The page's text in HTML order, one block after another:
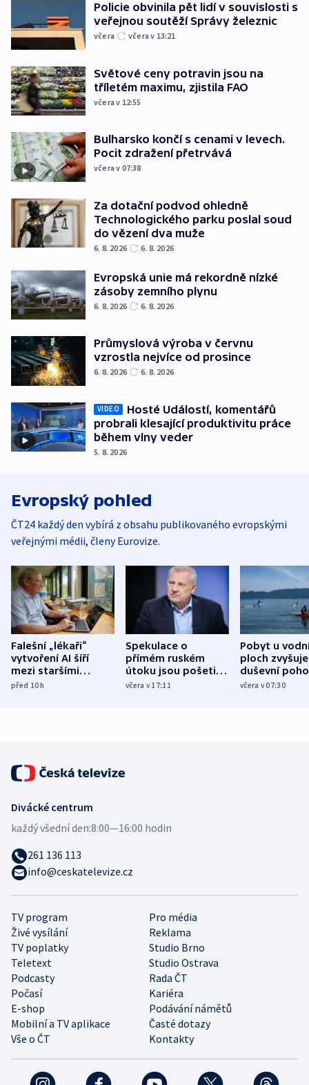
Policie obvinila pět lidí v souvislosti s
veřejnou soutěží Správy železnic
včera včera v 13:21
Světové ceny potravin jsou na
tříletém maximu, zjistila FAO
včera v 12:55
Bulharsko končí s cenami v levech.
Pocit zdražení přetrvává
včera v 07:38
Za dotační podvod ohledně
Technologického parku poslal soud
do vězení dva muže
6. 8. 2026 6. 8. 2026
Evropská unie má rekordně nízké
zásoby zemního plynu
6. 8. 2026 6. 8. 2026
Průmyslová výroba v červnu
vzrostla nejvíce od prosince
6. 8. 2026 6. 8. 2026
VIDEO
Hosté Událostí, komentářů
probrali klesající produktivitu práce
během vlny veder
5. 8. 2026
Evropský pohled
ČT24 každý den vybírá z obsahu publikovaného evropskými
veřejnými médii, členy Eurovize.
Falešní „lékaři“
vytvoření AI šíří
mezi staršími
Poláky nebezpečné
před 10h
Spekulace o
přímém ruském
útoku jsou pošetilé,
míní estonský
včera v 17:11
Pobyt u
ploch zvyšuje
duševní
ukázala
včera v 07:30
TV program
Pro média
Živé vysílání
Reklama
TV poplatky
Studio Brno
Teletext
Studio Ostrava
Podcasty
Rada ČT
Počasí
Kariéra
E-shop
Podávání námětů
Mobilní a TV aplikace
Časté dotazy
Vše o ČT
Kontakty
Divácké centrum
každý všední den:8:00—16:00 hodin
261 136 113
info@ceskatelevize.cz